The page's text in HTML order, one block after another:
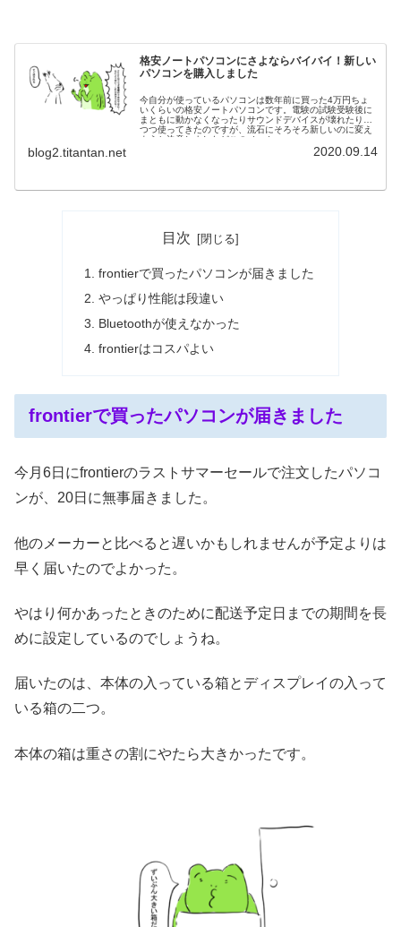
格安ノートパソコンにさよならバイバイ！新しい
パソコンを購入しました
今自分が使っているパソコンは数年前に買った4万円ちょ
いくらいの格安ノートパソコンです。電験の試験受験後に
まともに動かなくなったりサウンドデバイスが壊れたりし
つつ使ってきたのですが、流石にそろそろ新しいのに変え
ようと決意しましたどこのメーカー...
blog2.titantan.net 2020.09.14
目次
frontierで買ったパソコンが届きました
やっぱり性能は段違い
Bluetoothが使えなかった
frontierはコスパよい
frontierで買ったパソコンが届きました
今月6日にfrontierのラストサマーセールで注文したパソコ
ンが、20日に無事届きました。
他のメーカーと比べると遅いかもしれませんが予定よりは
早く届いたのでよかった。
やはり何かあったときのために配送予定日までの期間を長
めに設定しているのでしょうね。
届いたのは、本体の入っている箱とディスプレイの入って
いる箱の二つ。
本体の箱は重さの割にやたら大きかったです。